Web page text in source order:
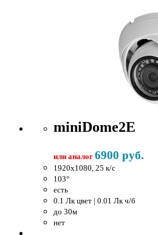
miniDome2E
или аналог 6900 руб.
1920x1080, 25 к/c
103°
есть
0.1 Лк цвет | 0.01 Лк ч/б
до 30м
нет